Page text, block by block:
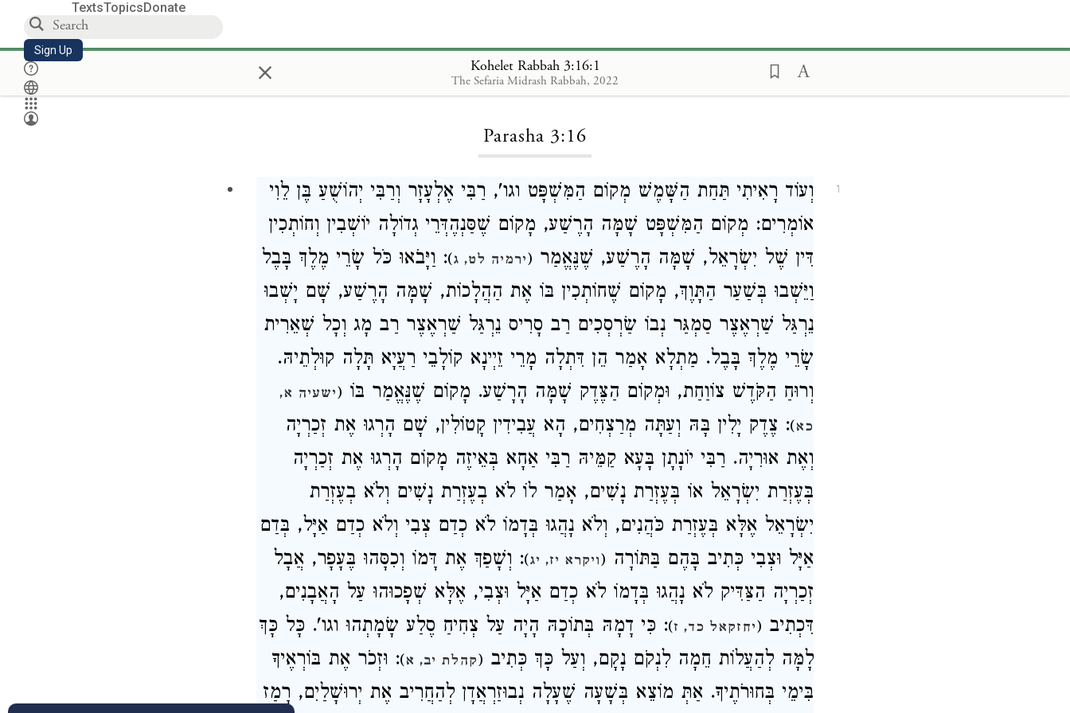
TextsTopicsDonate
Sign Up × Kohelet Rabbah 3:16:1
The Sefaria Midrash Rabbah, 2022
Loading...
Parasha 3:16
1
וְעוֹד רָאִיתִי תַּחַת הַשָּׁמֶשׁ מְקוֹם הַמִּשְׁפָּט וגו', רַבִּי אֶלְעָזָר וְרַבִּי יְהוֹשֻׁעַ בֶּן לֵוִי
אוֹמְרִים: מְקוֹם הַמִּשְׁפָּט שָׁמָּה הָרֶשַׁע, מָקוֹם שֶׁסַּנְהֶדְּרֵי גְדוֹלָה יוֹשְׁבִין וְחוֹתְכִין
דִּין שֶׁל יִשְׂרָאֵל, שָׁמָּה הָרֶשַׁע, שֶׁנֶּאֱמַר (ירמיה לט, ג): וַיָּבֹאוּ כֹּל שָׂרֵי מֶלֶךְ בָּבֶל
וַיֵּשְׁבוּ בְּשַׁעַר הַתָּוֶךְ, מָקוֹם שֶׁחוֹתְכִין בּוֹ אֶת הַהֲלָכוֹת, שָׁמָּה הָרֶשַׁע, שָׁם יָשְׁבוּ
נֵרְגַּל שַׁרְאֶצֶר סַמְגַּר נְבוֹ שַׂרְסְכִים רַב סָרִיס נֵרְגַּל שַׁרְאֶצֶר רַב מָג וְכָל שְׁאֵרִית
שָׂרֵי מֶלֶךְ בָּבֶל. מַתְלָא אָמַר הֵן דִּתְלָה מָרֵי זֵיְינָא קוֹלָבֵי רַעֲיָא תָּלָה קוּלְתֵיהּ.
וְרוּחַ הַקֹּדֶשׁ צוֹוַחַת, וּמְקוֹם הַצֶּדֶק שָׁמָּה הָרָשַׁע. מָקוֹם שֶׁנֶּאֱמַר בּוֹ (ישעיה א,
כא): צֶדֶק יָלִין בָּהּ וְעַתָּה מְרַצְחִים, הָא עֲבִידִין קָטוֹלִין, שָׁם הָרְגוּ אֶת זְכַרְיָה
וְאֶת אוּרִיָה. רַבִּי יוֹנָתָן בָּעָא קַמֵּיהּ רַבִּי אַחָא בְּאֵיזֶה מָקוֹם הָרְגוּ אֶת זְכַרְיָה
בְּעֶזְרַת יִשְׂרָאֵל אוֹ בְּעֶזְרַת נָשִׁים, אָמַר לוֹ לֹא בְעֶזְרַת נָשִׁים וְלֹא בְעֶזְרַת
יִשְׂרָאֵל אֶלָּא בְּעֶזְרַת כֹּהֲנִים, וְלֹא נָהֲגוּ בְּדָמוֹ לֹא כְדַם צְבִי וְלֹא כְדַם אַיָּל, בְּדַם
אַיָּל וּצְבִי כְּתִיב בָּהֶם בַּתּוֹרָה (ויקרא יז, יג): וְשָׁפַךְ אֶת דָּמוֹ וְכִסָּהוּ בֶּעָפָר, אֲבָל
זְכַרְיָה הַצַּדִּיק לֹא נָהֲגוּ בְּדָמוֹ לֹא כְדַם אַיָּל וּצְבִי, אֶלָּא שְׁפָכוּהוּ עַל הָאֲבָנִים,
דִּכְתִיב (יחזקאל כד, ז): כִּי דָמָהּ בְּתוֹכָהּ הָיָה עַל צְחִיחַ סֶלַע שָׂמָתְהוּ וגו'. כָּל כָּךְ
לָמָּה לְהַעֲלוֹת חֵמָה לִנְקֹם נָקָם, וְעַל כָּךְ כְּתִיב (קהלת יב, א): וּזְכֹר אֶת בּוֹרְאֶיךָ
בִּימֵי בְּחוּרֹתֶיךָ. אַתְּ מוֹצֵא בְּשָׁעָה שֶׁעָלָה נְבוּזַרְאֲדָן לְהַחֲרִיב אֶת יְרוּשָׁלַיִם, רָמַז